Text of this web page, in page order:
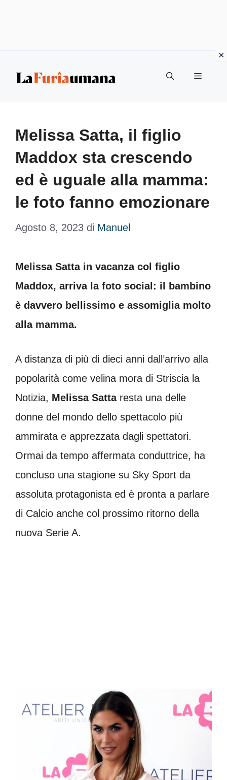
Menu
Melissa Satta, il figlio
Maddox sta crescendo
ed è uguale alla mamma:
le foto fanno emozionare
Agosto 8, 2023 di Manuel
Melissa Satta in vacanza col figlio
Maddox, arriva la foto social: il bambino
è davvero bellissimo e assomiglia molto
alla mamma.
A distanza di più di dieci anni dall’arrivo alla
popolarità come velina mora di Striscia la
Notizia, Melissa Satta resta una delle
donne del mondo dello spettacolo più
ammirata e apprezzata dagli spettatori.
Ormai da tempo affermata conduttrice, ha
concluso una stagione su Sky Sport da
assoluta protagonista ed è pronta a parlare
di Calcio anche col prossimo ritorno della
nuova Serie A.